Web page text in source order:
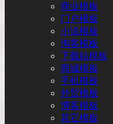
商业模板
门户模板
小说模板
淘客模板
下载站模板
商城模板
手机模板
外贸模板
博客模板
其它模板